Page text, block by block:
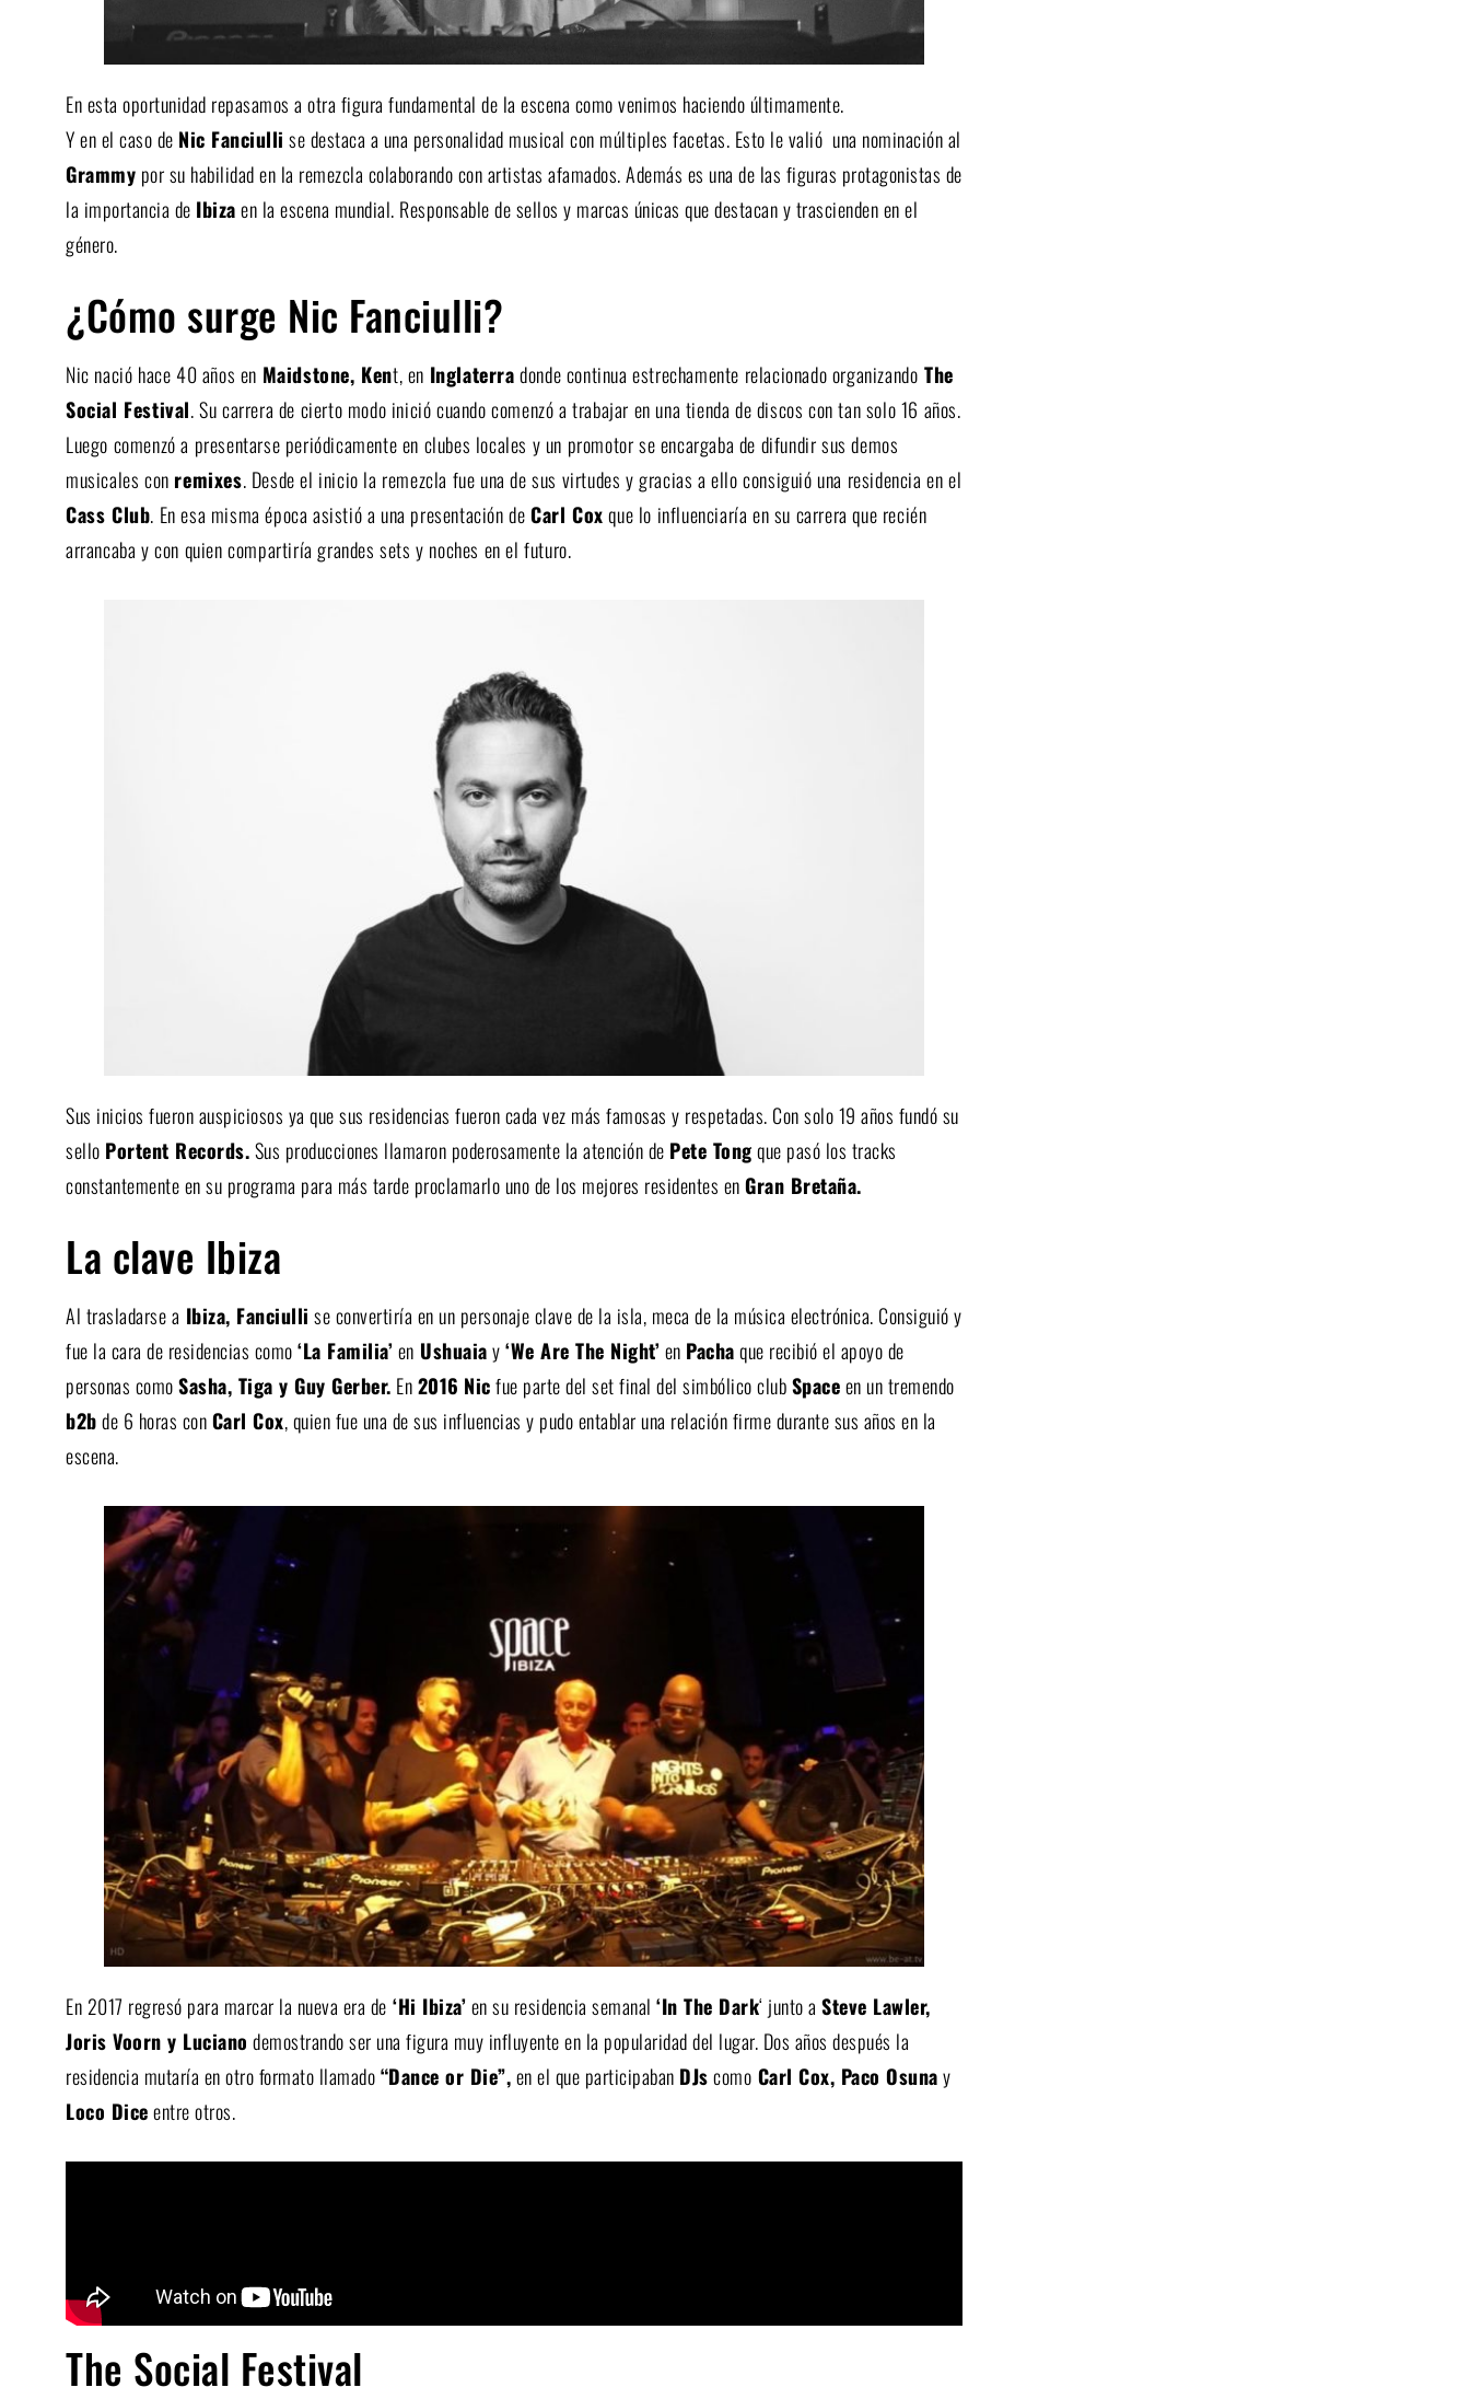
En esta oportunidad repasamos a otra figura fundamental de la escena como venimos haciendo últimamente.
Y en el caso de Nic Fanciulli se destaca a una personalidad musical con múltiples facetas. Esto le valió una nominación al
Grammy por su habilidad en la remezcla colaborando con artistas afamados. Además es una de las figuras protagonistas de
la importancia de Ibizaen la escena mundial. Responsable de sellos y marcas únicas que destacan y trascienden en el
género.
¿Cómo surge Nic Fanciulli?
Nic nació hace 40 años en Maidstone, Kent, en Inglaterradonde continua estrechamente relacionado organizando The
Social Festival. Su carrera de cierto modo inició cuando comenzó a trabajar en una tienda de discos con tan solo 16 años.
Luego comenzó a presentarse periódicamente en clubes locales y un promotor se encargaba de difundir sus demos
musicales con remixes. Desde el inicio la remezcla fue una de sus virtudes y gracias a ello consiguió una residencia en el
Cass Club. En esa misma época asistió a una presentación deCarl Coxque lo influenciaría en su carrera que recién
arrancaba y con quien compartiría grandes sets y noches en el futuro.
Sus inicios fueron auspiciosos ya que sus residencias fueron cada vez más famosas y respetadas. Con solo 19 años fundó su
sello Portent Records.Sus producciones llamaron poderosamente la atención de Pete Tongque pasó los tracks
constantemente en su programa para más tarde proclamarlo uno de los mejores residentes enGran Bretaña.
La clave Ibiza
Al trasladarse a Ibiza, Fanciulli se convertiría en un personaje clave de la isla, meca de la música electrónica. Consiguió y
fue la cara de residencias como‘La Familia’en Ushuaiay‘We Are The Night’en Pachaque recibió el apoyo de
personas comoSasha, Tiga y Guy Gerber. En2016 Nicfue parte del set final del simbólico clubSpaceen un tremendo
b2bde 6 horas conCarl Cox, quien fue una de sus influencias y pudo entablar una relación firme durante sus años en la
escena.
En 2017 regresó para marcar la nueva era de ‘Hi Ibiza’en su residencia semanal ‘In The Dark‘ junto a Steve Lawler,
Joris Voorn y Luciano demostrando ser una figura muy influyente en la popularidad del lugar. Dos años después la
residencia mutaría en otro formato llamado“Dance or Die”,en el que participaban DJscomo Carl Cox, Paco Osunay
Loco Diceentre otros.
The Social Festival